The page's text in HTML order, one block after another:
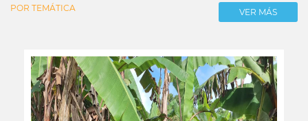
POR TEMÁTICA VER MÁS